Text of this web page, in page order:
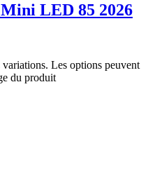
LED 85 2026
Les options peuvent
du produit